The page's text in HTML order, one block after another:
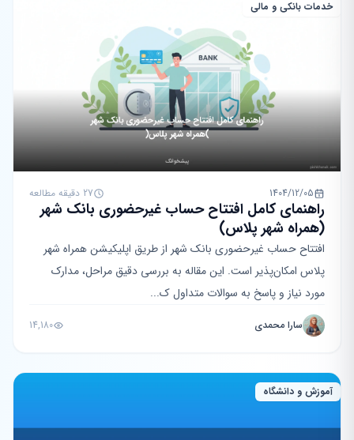
خدمات بانکی و مالی
1404/12/05 27 دقیقه مطالعه
راهنمای کامل افتتاح حساب غیرحضوری بانک شهر
(همراه شهر پلاس)
افتتاح حساب غیرحضوری بانک شهر از طریق اپلیکیشن همراه شهر
پلاس امکان‌پذیر است. این مقاله به بررسی دقیق مراحل، مدارک
مورد نیاز و پاسخ به سوالات متداول ک...
سارا محمدی 14,180
آموزش و دانشگاه